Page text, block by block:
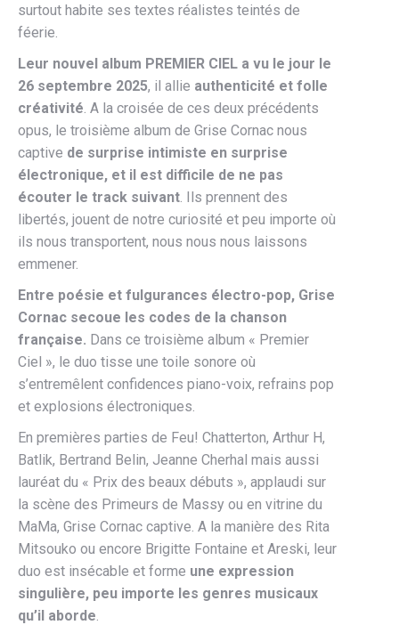
surtout habite ses textes réalistes teintés de
féerie.
Leur nouvel album PREMIER CIEL a vu le jour le
26 septembre 2025, il allie authenticité et folle
créativité . A la croisée de ces deux précédents
opus, le troisième album de Grise Cornac nous
captive de surprise intimiste en surprise
électronique, et il est difficile de ne pas
écouter le track suivant . Ils prennent des
libertés, jouent de notre curiosité et peu importe où
ils nous transportent, nous nous nous laissons
emmener.
Entre poésie et fulgurances électro-pop, Grise
Cornac secoue les codes de la chanson
française. Dans ce troisième album « Premier
Ciel », le duo tisse une toile sonore où
s’entremêlent confidences piano-voix, refrains pop
et explosions électroniques.
En premières parties de Feu! Chatterton, Arthur H,
Batlik, Bertrand Belin, Jeanne Cherhal mais aussi
lauréat du « Prix des beaux débuts », applaudi sur
la scène des Primeurs de Massy ou en vitrine du
MaMa, Grise Cornac captive. A la manière des Rita
Mitsouko ou encore Brigitte Fontaine et Areski, leur
duo est insécable et forme une expression
singulière, peu importe les genres musicaux
qu’il aborde